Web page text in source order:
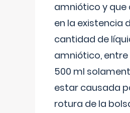
amniótico y que
en la existencia
cantidad de
amniótico, entre
500 ml
estar causada
rotura de la